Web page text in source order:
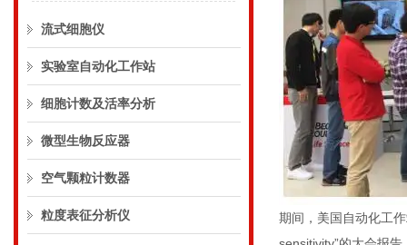
流式细胞仪
实验室自动化工作站
细胞计数及活率分析
微型生物反应器
空气颗粒计数器
粒度表征分析仪
期间，美国自动化工